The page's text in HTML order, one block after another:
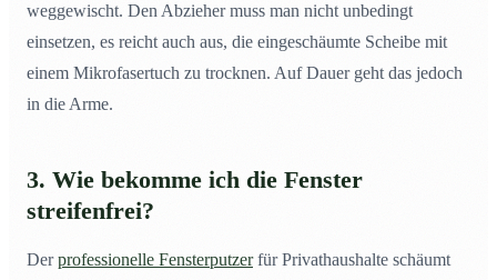
weggewischt. Den Abzieher muss man nicht unbedingt
einsetzen, es reicht auch aus, die eingeschäumte Scheibe mit
einem Mikrofasertuch zu trocknen. Auf Dauer geht das jedoch
in die Arme.
3. Wie bekomme ich die Fenster
streifenfrei?
Derprofessionelle Fensterputzerfür Privathaushalte schäumt